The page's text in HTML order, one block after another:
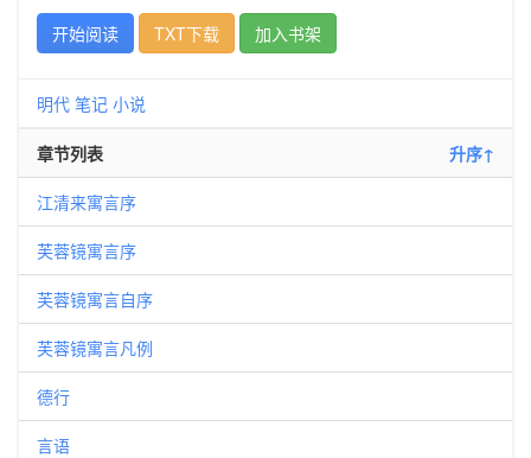
开始阅读
TXT下载 加入书架
明代 笔记 小说
章节列表 升序↑
江清来寓言序
芙蓉镜寓言序
芙蓉镜寓言自序
芙蓉镜寓言凡例
德行
言语